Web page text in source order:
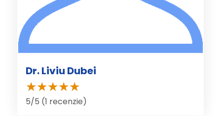
Dr. Liviu Dubei
5/5 (1 recenzie)